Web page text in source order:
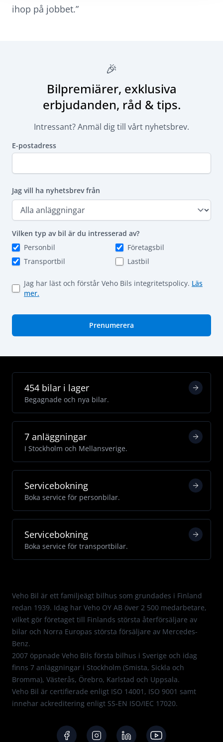
ihop på jobbet.”
🎉
Bilpremiärer, exklusiva
erbjudanden, råd & tips.
Intressant? Anmäl dig till vårt nyhetsbrev.
E-postadress
Jag vill ha nyhetsbrev från
Vilken typ av bil är du intresserad av?
Personbil
Företagsbil
Transportbil
Lastbil
Jag har läst och förstår Veho Bils integritetspolicy. Läs
mer.
Prenumerera
454 bilar i lager
Begagnade och nya bilar.
7 anläggningar
I Stockholm och Mellansverige.
Servicebokning
Boka service för personbilar.
Servicebokning
Boka service för transportbilar.
Veho Bil är ett familjeägt bilhus som grundades i Finland
redan 1939. Idag har Veho OY AB över 2 500 medarbetare,
vilket gör företaget till Finlands största återförsäljare av
bilar och Norra Europas största försäljare av Mercedes-
Benz.
2007 öppnade Veho Bils första bilhus i Sverige och idag
finns 7 anläggningar i Stockholm (Smista, Sickla och
Bromma), Västerås, Örebro, Karlstad och Uppsala.
Veho Bil är certifierade enligt ISO 14001 , ISO 9001 samt
innehar ackreditering enligt SS-EN ISO/IEC 17020.